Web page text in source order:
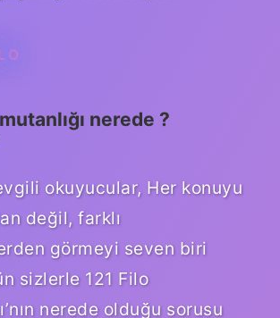
nerede ?
okuyucular, Her konuyu
değil, farklı
görmeyi seven biri
sizlerle 121 Filo
nerede olduğu sorusu